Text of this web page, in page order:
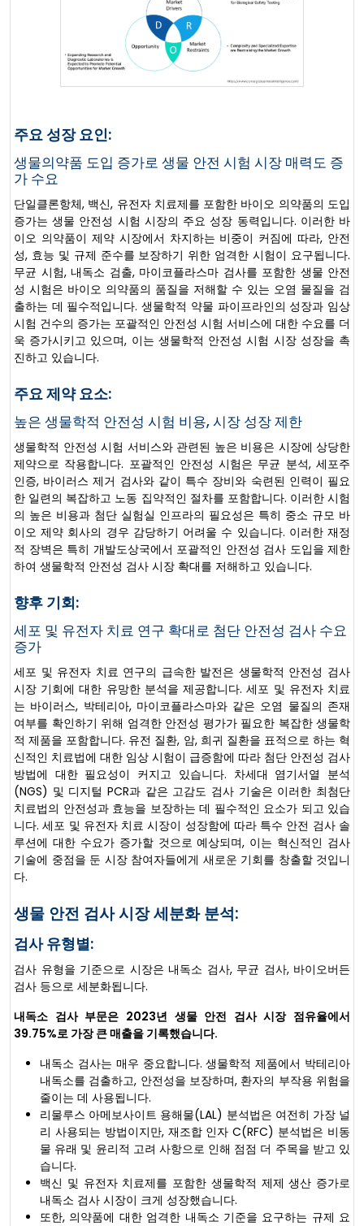
주요 성장 요인:
생물의약품 도입 증가로 생물 안전 시험 시장 매력도 증
가 수요
단일클론항체, 백신, 유전자 치료제를 포함한 바이오 의약품의 도입
증가는 생물 안전성 시험 시장의 주요 성장 동력입니다. 이러한 바
이오 의약품이 제약 시장에서 차지하는 비중이 커짐에 따라, 안전
성, 효능 및 규제 준수를 보장하기 위한 엄격한 시험이 요구됩니다.
무균 시험, 내독소 검출, 마이코플라스마 검사를 포함한 생물 안전
성 시험은 바이오 의약품의 품질을 저해할 수 있는 오염 물질을 검
출하는 데 필수적입니다. 생물학적 약물 파이프라인의 성장과 임상
시험 건수의 증가는 포괄적인 안전성 시험 서비스에 대한 수요를 더
욱 증가시키고 있으며, 이는 생물학적 안전성 시험 시장 성장을 촉
진하고 있습니다.
주요 제약 요소:
높은 생물학적 안전성 시험 비용, 시장 성장 제한
생물학적 안전성 시험 서비스와 관련된 높은 비용은 시장에 상당한
제약으로 작용합니다. 포괄적인 안전성 시험은 무균 분석, 세포주
인증, 바이러스 제거 검사와 같이 특수 장비와 숙련된 인력이 필요
한 일련의 복잡하고 노동 집약적인 절차를 포함합니다. 이러한 시험
의 높은 비용과 첨단 실험실 인프라의 필요성은 특히 중소 규모 바
이오 제약 회사의 경우 감당하기 어려울 수 있습니다. 이러한 재정
적 장벽은 특히 개발도상국에서 포괄적인 안전성 검사 도입을 제한
하여 생물학적 안전성 검사 시장 확대를 저해하고 있습니다.
향후 기회:
세포 및 유전자 치료 연구 확대로 첨단 안전성 검사 수요
증가
세포 및 유전자 치료 연구의 급속한 발전은 생물학적 안전성 검사
시장 기회에 대한 유망한 분석을 제공합니다. 세포 및 유전자 치료
는 바이러스, 박테리아, 마이코플라스마와 같은 오염 물질의 존재
여부를 확인하기 위해 엄격한 안전성 평가가 필요한 복잡한 생물학
적 제품을 포함합니다. 유전 질환, 암, 희귀 질환을 표적으로 하는 혁
신적인 치료법에 대한 임상 시험이 급증함에 따라 첨단 안전성 검사
방법에 대한 필요성이 커지고 있습니다. 차세대 염기서열 분석
(NGS) 및 디지털 PCR과 같은 고감도 검사 기술은 이러한 최첨단
치료법의 안전성과 효능을 보장하는 데 필수적인 요소가 되고 있습
니다. 세포 및 유전자 치료 시장이 성장함에 따라 특수 안전 검사 솔
루션에 대한 수요가 증가할 것으로 예상되며, 이는 혁신적인 검사
기술에 중점을 둔 시장 참여자들에게 새로운 기회를 창출할 것입니
다.
생물 안전 검사 시장 세분화 분석:
검사 유형별:
검사 유형을 기준으로 시장은 내독소 검사, 무균 검사, 바이오버든
검사 등으로 세분화됩니다.
내독소 검사 부문은 2023년 생물 안전 검사 시장 점유율에서
39.75%로 가장 큰 매출을 기록했습니다.
내독소 검사는 매우 중요합니다. 생물학적 제품에서 박테리아
내독소를 검출하고, 안전성을 보장하며, 환자의 부작용 위험을
줄이는 데 사용됩니다.
리물루스 아메보사이트 용해물(LAL) 분석법은 여전히 ​​가장 널
리 사용되는 방법이지만, 재조합 인자 C(RFC) 분석법은 비동
물 유래 및 윤리적 고려 사항으로 인해 점점 더 주목을 받고 있
습니다.
백신 및 유전자 치료제를 포함한 생물학적 제제 생산 증가로
내독소 검사 시장이 크게 성장했습니다.
또한, 의약품에 대한 엄격한 내독소 기준을 요구하는 규제 요